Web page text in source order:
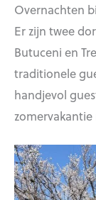
Overnachten
Er zijn twee
Butuceni en
traditionele
handjevol